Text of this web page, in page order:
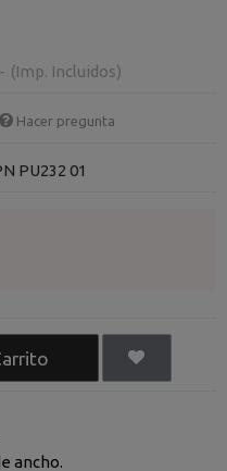
- (Imp. Incluidos)
Hacer pregunta
PU232 01
ancho.